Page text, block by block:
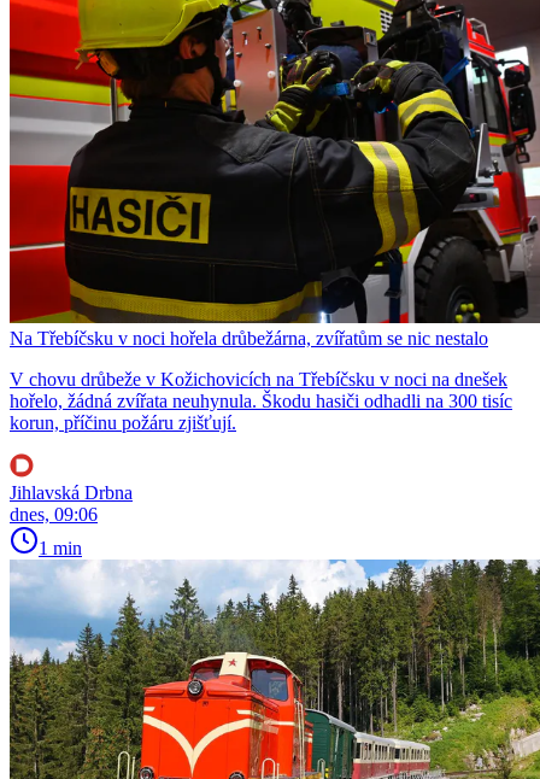
Na Třebíčsku v noci hořela drůbežárna, zvířatům se nic nestalo
V chovu drůbeže v Kožichovicích na Třebíčsku v noci na dnešek
hořelo, žádná zvířata neuhynula. Škodu hasiči odhadli na 300 tisíc
korun, příčinu požáru zjišťují.
Jihlavská Drbna
dnes, 09:06
1 min